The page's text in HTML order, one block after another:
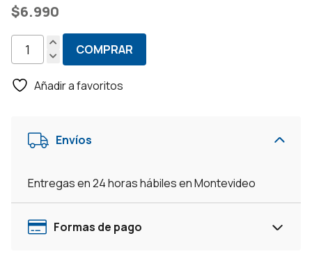
$6.990
Aparador
Bargueño
Mexicana
Negro/Rustico
cantidad
COMPRAR
Añadir a favoritos
Envíos
Entregas en 24 horas hábiles en Montevideo
Formas de pago